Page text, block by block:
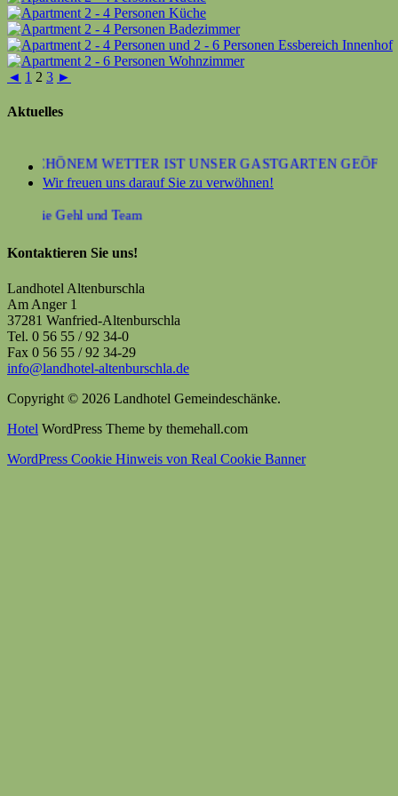
◄ 1 2 3 ►
Aktuelles
SCHÖNEM WETTER IST UNSER GASTGARTEN
Wir freuen uns darauf Sie zu verwöhnen!
Gehl und Team
Kontaktieren Sie uns!
Landhotel Altenburschla
Am Anger 1
37281 Wanfried-Altenburschla
Tel. 0 56 55 / 92 34-0
Fax 0 56 55 / 92 34-29
info@landhotel-altenburschla.de
Copyright © 2026 Landhotel Gemeindeschänke.
Hotel WordPress Theme by themehall.com
WordPress Cookie Hinweis von Real Cookie Banner